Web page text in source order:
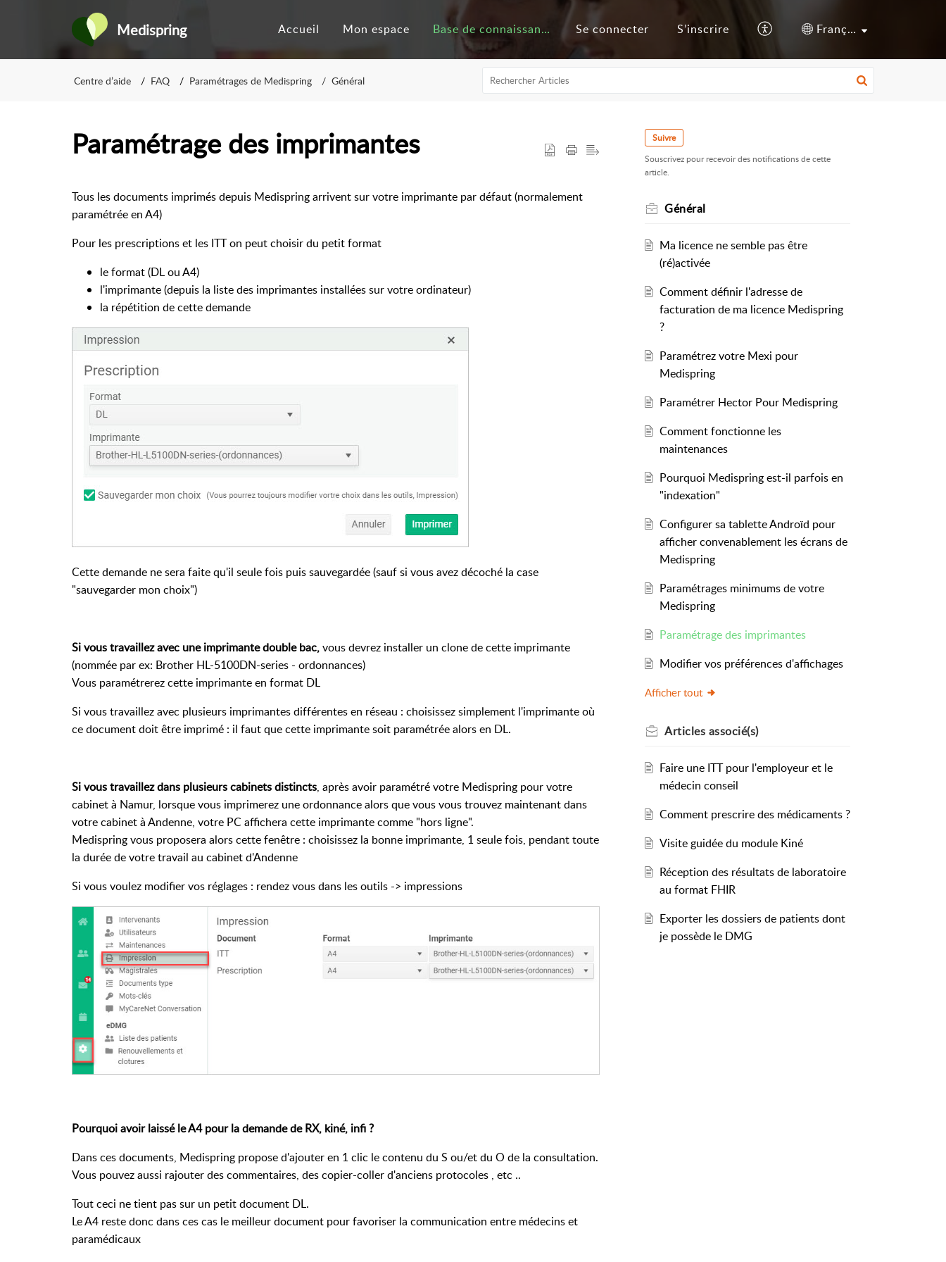
Medispring Accueil Mon espace Base de connaissances Se connecter S’inscrire Français (France)
Centre d’aide FAQ Paramétrages de Medispring Général
Paramétrage des imprimantes
Tous les documents imprimés depuis Medispring arrivent sur votre imprimante par défaut (normalement
paramétrée en A4)
Pour les prescriptions et les ITT on peut choisir du petit format
le format (DL ou A4)
l'imprimante (depuis la liste des imprimantes installées sur votre ordinateur)
la répétition de cette demande
Cette demande ne sera faite qu'il seule fois puis sauvegardée (sauf si vous avez décoché la case
"sauvegarder mon choix")
Si vous travaillez avec une imprimante double bac,vous devrez installer un clone de cette imprimante
(nommée par ex: Brother HL-5100DN-series - ordonnances)
Vous paramétrerez cette imprimante en format DL
Si vous travaillez avec plusieurs imprimantes différentes en réseau : choisissez simplement l'imprimante où
ce document doit être imprimé : il faut que cette imprimante soit paramétrée alors en DL.
Si vous travaillez dans plusieurs cabinets distincts, après avoir paramétré votre Medispring pour votre
cabinet à Namur, lorsque vous imprimerez une ordonnance alors que vous vous trouvez maintenant dans
votre cabinet à Andenne, votre PC affichera cette imprimante comme "hors ligne".
Medispring vous proposera alors cette fenêtre : choisissez la bonne imprimante, 1 seule fois, pendant toute
la durée de votre travail au cabinet d'Andenne
Si vous voulez modifier vos réglages : rendez vous dans les outils -> impressions
Pourquoi avoir laissé le A4 pour la demande de RX, kiné, infi ?
Dans ces documents, Medispring propose d'ajouter en 1 clic le contenu du S ou/et du O de la consultation.
Vous pouvez aussi rajouter des commentaires, des copier-coller d'anciens protocoles , etc ..
Tout ceci ne tient pas sur un petit document DL.
Le A4 reste donc dans ces cas le meilleur document pour favoriser la communication entre médecins et
paramédicaux
Suivre
Souscrivez pour recevoir des notifications de cette
article.
Général
Ma licence ne semble pas être
(ré)activée
Comment définir l'adresse de
facturation de ma licence Medispring
?
Paramétrez votre Mexi pour
Medispring
Paramétrer Hector Pour Medispring
Comment fonctionne les
maintenances
Pourquoi Medispring est-il parfois en
"indexation"
Configurer sa tablette Androïd pour
afficher convenablement les écrans de
Medispring
Paramétrages minimums de votre
Medispring
Paramétrage des imprimantes
Modifier vos préférences d'affichages
Afficher tout
Articles associé(s)
Faire une ITT pour l'employeur et le
médecin conseil
Comment prescrire des médicaments ?
Visite guidée du module Kiné
Réception des résultats de laboratoire
au format FHIR
Exporter les dossiers de patients dont
je possède le DMG